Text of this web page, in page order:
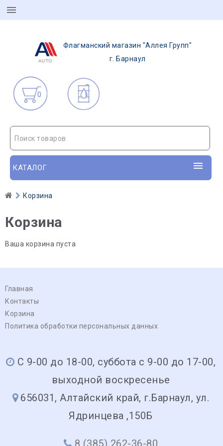
Флагманский магазин "Аллея Групп"
г. Барнаул
0
Поиск товаров
КАТАЛОГ
Корзина
Корзина
Ваша корзина пуста
Главная
Контакты
Корзина
Политика обработки персональных данных
С 9-00 до 18-00, суббота с 9-00 до 17-00,
выходной воскресенье
656031, Алтайский край, г.Барнаул, ул.
Ядринцева ,150Б
8 (385) 262-36-80